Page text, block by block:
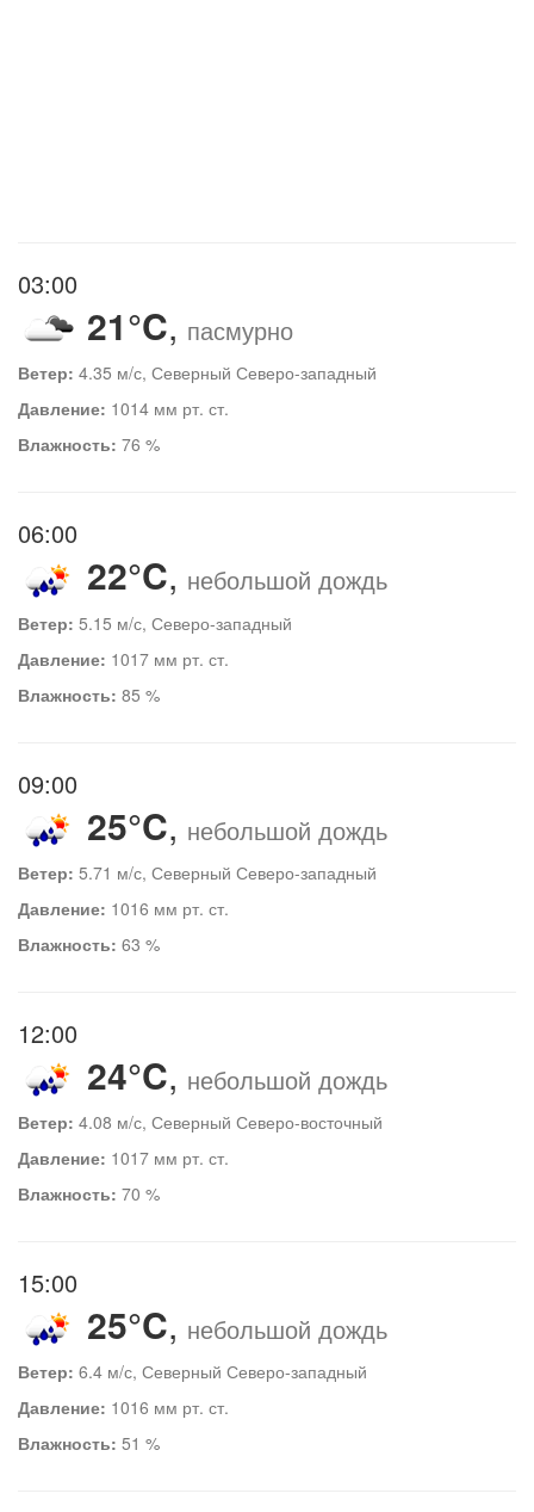
03:00
21°C, пасмурно
Ветер: 4.35 м/с, Северный Северо-западный
Давление: 1014 мм рт. ст.
Влажность: 76 %
06:00
22°C, небольшой дождь
Ветер: 5.15 м/с, Северо-западный
Давление: 1017 мм рт. ст.
Влажность: 85 %
09:00
25°C, небольшой дождь
Ветер: 5.71 м/с, Северный Северо-западный
Давление: 1016 мм рт. ст.
Влажность: 63 %
12:00
24°C, небольшой дождь
Ветер: 4.08 м/с, Северный Северо-восточный
Давление: 1017 мм рт. ст.
Влажность: 70 %
15:00
25°C, небольшой дождь
Ветер: 6.4 м/с, Северный Северо-западный
Давление: 1016 мм рт. ст.
Влажность: 51 %